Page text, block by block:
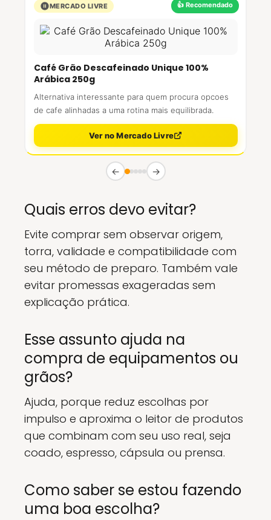
👍 Recomendado
MERCADO LIVRE
Café Grão Descafeinado Unique 100%
Arábica 250g
Alternativa interessante para quem procura opcoes
de cafe alinhadas a uma rotina mais equilibrada.
Ver no Mercado Livre
← →
Quais erros devo evitar?
Evite comprar sem observar origem,
torra, validade e compatibilidade com
seu método de preparo. Também vale
evitar promessas exageradas sem
explicação prática.
Esse assunto ajuda na
compra de equipamentos ou
grãos?
Ajuda, porque reduz escolhas por
impulso e aproxima o leitor de produtos
que combinam com seu uso real, seja
coado, espresso, cápsula ou prensa.
Como saber se estou fazendo
uma boa escolha?